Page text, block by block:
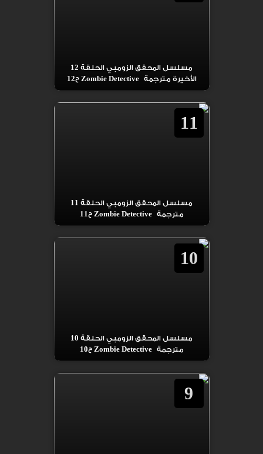
مسلسل المحقق الزومبي الحلقة 12
الأخيرة مترجمة Zombie Detective ح12
11
مسلسل المحقق الزومبي الحلقة 11
مترجمة Zombie Detective ح11
10
مسلسل المحقق الزومبي الحلقة 10
مترجمة Zombie Detective ح10
9